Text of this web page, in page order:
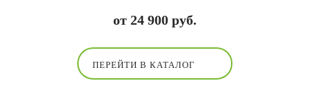
от 24 900 руб.
ПЕРЕЙТИ В КАТАЛОГ